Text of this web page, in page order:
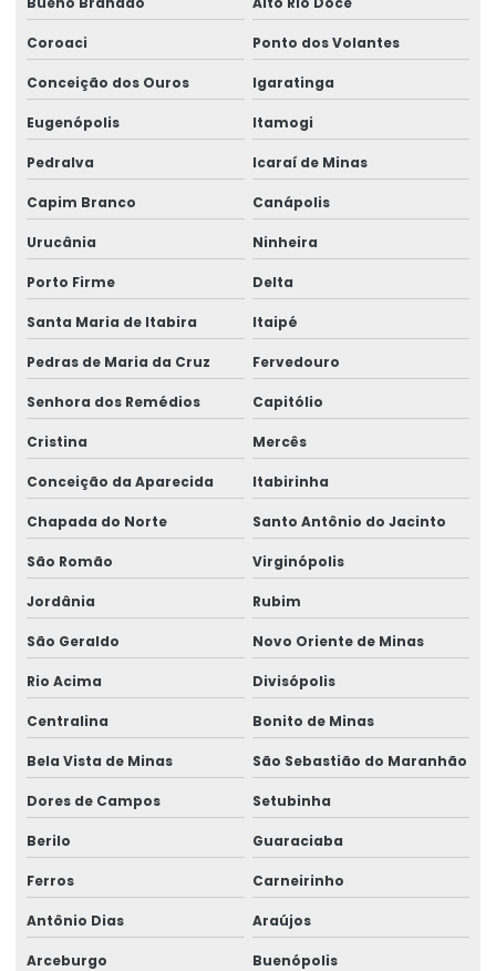
Coroaci Ponto dos Volantes
Conceição dos Ouros Igaratinga
Eugenópolis Itamogi
Pedralva Icaraí de Minas
Capim Branco Canápolis
Urucânia Ninheira
Porto Firme Delta
Santa Maria de Itabira Itaipé
Pedras de Maria da Cruz Fervedouro
Senhora dos Remédios Capitólio
Cristina Mercês
Conceição da Aparecida Itabirinha
Chapada do Norte Santo Antônio do Jacinto
São Romão Virginópolis
Jordânia Rubim
São Geraldo Novo Oriente de Minas
Rio Acima Divisópolis
Centralina Bonito de Minas
Bela Vista de Minas São Sebastião do Maranhão
Dores de Campos Setubinha
Berilo Guaraciaba
Ferros Carneirinho
Antônio Dias Araújos
Arceburgo Buenópolis